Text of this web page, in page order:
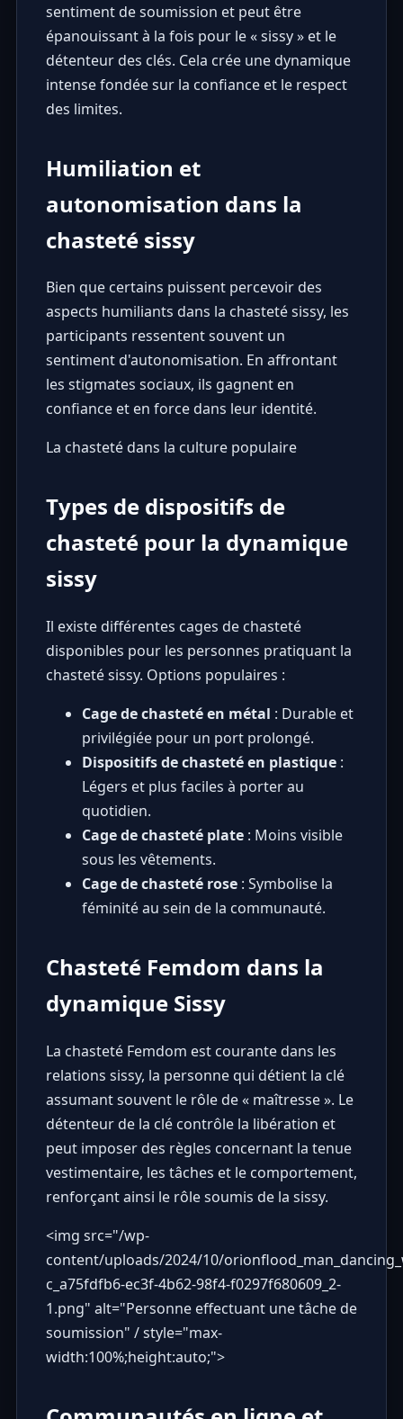
sentiment de soumission et peut être
épanouissant à la fois pour le « sissy » et le
détenteur des clés. Cela crée une dynamique
intense fondée sur la confiance et le respect
des limites.
Humiliation et
autonomisation dans la
chasteté sissy
Bien que certains puissent percevoir des
aspects humiliants dans la chasteté sissy, les
participants ressentent souvent un
sentiment d'autonomisation. En affrontant
les stigmates sociaux, ils gagnent en
confiance et en force dans leur identité.
La chasteté dans la culture populaire
Types de dispositifs de
chasteté pour la dynamique
sissy
Il existe différentes cages de chasteté
disponibles pour les personnes pratiquant la
chasteté sissy. Options populaires :
Cage de chasteté en métal : Durable et
privilégiée pour un port prolongé.
Dispositifs de chasteté en plastique:
Légers et plus faciles à porter au
quotidien.
Cage de chasteté plate: Moins visible
sous les vêtements.
Cage de chasteté rose: Symbolise la
féminité au sein de la communauté.
Chasteté Femdom dans la
dynamique Sissy
La chasteté Femdom est courante dans les
relations sissy, la personne qui détient la clé
assumant souvent le rôle de « maîtresse ». Le
détenteur de la clé contrôle la libération et
peut imposer des règles concernant la tenue
vestimentaire, les tâches et le comportement,
renforçant ainsi le rôle soumis de la sissy.
<img src="/wp-
content/uploads/2024/10/
c_a75fdfb6-ec3f-4b62-98f4-f0297f680609_2-
1.png" alt="Personne effectuant une tâche de
soumission" / style="max-
width:100%;height:auto;">